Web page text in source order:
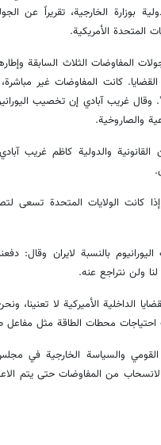
بوزارة الخارجية، تقريراً عن
المتحدة الأمريكية.
المفاوضات الثلاث السابقة
كانت المفاوضات غير مباشرة،
وقال غريب آبادي إن تخصيب
والصاروخية.
والدولية كاظم غريب
كانت الولايات المتحدة تسعى
بالنسبة لايران وقال:
ولن نتراجع عنه.
الداخلية الأميركية لا
احتياجات محطات الطاقة مثل مفاعل
القومي والسياسة الخارجية في
بالانسحاب من المفاوضات حتى يتم